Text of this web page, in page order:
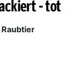
- tot